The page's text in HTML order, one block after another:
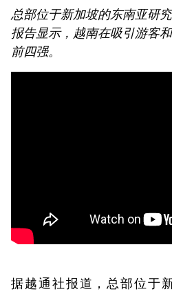
总部位于新加坡的东南亚研
报告显示，越南在吸引游客
前四强。
据越通社报道，总部位于